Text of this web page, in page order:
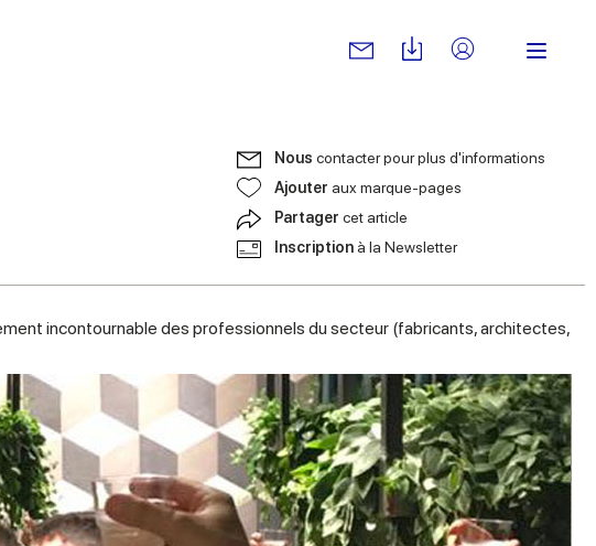
Nous contacter pour plus d'informations
Ajouter aux marque-pages
Partager cet article
Inscription à la Newsletter
incontournable des professionnels du secteur (fabricants, architectes,